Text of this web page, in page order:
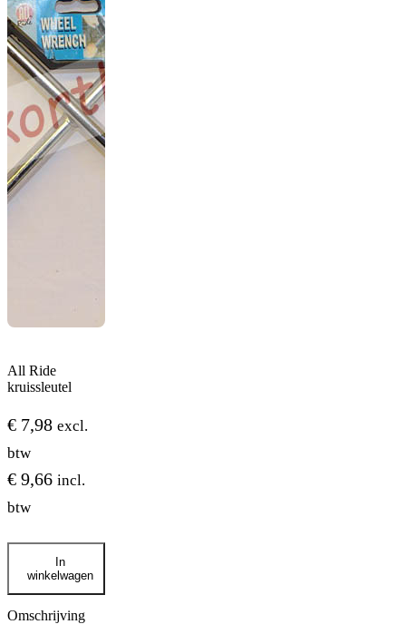
All Ride
kruissleutel
€ 7,98 excl.
btw
€ 9,66 incl.
btw
All
kruissleutel
aantal
In
winkelwagen
Omschrijving